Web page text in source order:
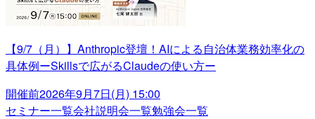
【9/7（月）】Anthropic登壇！AIによる自治体業務効率化の
具体例ーSkillsで広がるClaudeの使い方ー
開催前2026年9月7日(月) 15:00
セミナー一覧会社説明会一覧勉強会一覧